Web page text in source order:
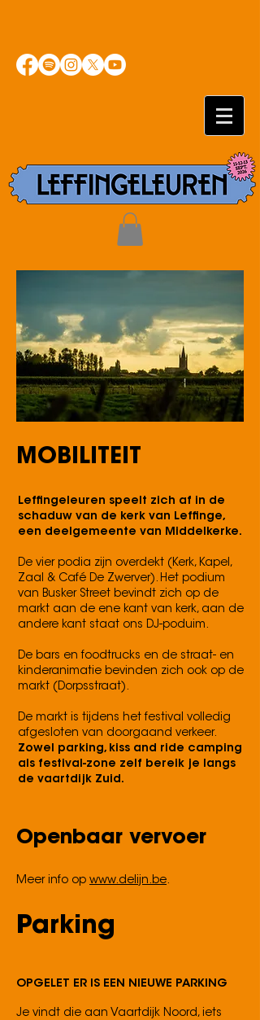
MOBILITEIT
Leffingeleuren speelt zich af in de
schaduw van de kerk van Leffinge,
een deelgemeente van Middelkerke.
De vier podia zijn overdekt (Kerk, Kapel,
Zaal & Café De Zwerver). Het podium
van Busker Street bevindt zich op de
markt aan de ene kant van kerk, aan de
andere kant staat ons DJ-poduim.
De bars en foodtrucks en de straat- en
kinderanimatie bevinden zich ook op de
markt (Dorpsstraat).
De markt is tijdens het festival volledig
afgesloten van doorgaand verkeer.
Zowel parking, kiss and ride camping
als festival-zone zelf bereik je langs
de vaartdijk Zuid.
Openbaar vervoer
Meer info op www.delijn.be.
Parking
OPGELET ER IS EEN NIEUWE PARKING
Je vindt die aan Vaartdijk Noord, iets